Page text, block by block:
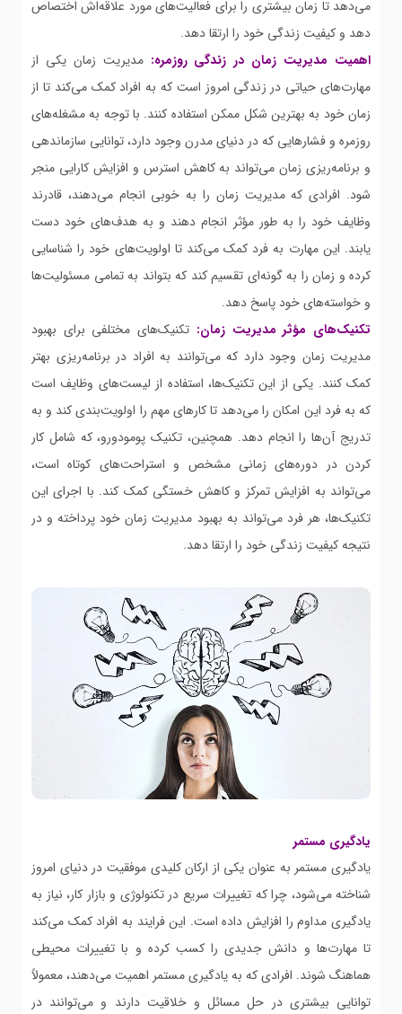
می‌دهد تا زمان بیشتری را برای فعالیت‌های مورد علاقه‌اش اختصاص
دهد و کیفیت زندگی خود را ارتقا دهد.
اهمیت مدیریت زمان در زندگی روزمره: مدیریت زمان یکی از
مهارت‌های حیاتی در زندگی امروز است که به افراد کمک می‌کند تا از
زمان خود به بهترین شکل ممکن استفاده کنند. با توجه به مشغله‌های
روزمره و فشارهایی که در دنیای مدرن وجود دارد، توانایی سازماندهی
و برنامه‌ریزی زمان می‌تواند به کاهش استرس و افزایش کارایی منجر
شود. افرادی که مدیریت زمان را به خوبی انجام می‌دهند، قادرند
وظایف خود را به طور مؤثر انجام دهند و به هدف‌های خود دست
یابند. این مهارت به فرد کمک می‌کند تا اولویت‌های خود را شناسایی
کرده و زمان را به گونه‌ای تقسیم کند که بتواند به تمامی مسئولیت‌ها
و خواسته‌های خود پاسخ دهد.
تکنیک‌های مؤثر مدیریت زمان: تکنیک‌های مختلفی برای بهبود
مدیریت زمان وجود دارد که می‌توانند به افراد در برنامه‌ریزی بهتر
کمک کنند. یکی از این تکنیک‌ها، استفاده از لیست‌های وظایف است
که به فرد این امکان را می‌دهد تا کارهای مهم را اولویت‌بندی کند و به
تدریج آن‌ها را انجام دهد. همچنین، تکنیک پومودورو، که شامل کار
کردن در دوره‌های زمانی مشخص و استراحت‌های کوتاه است،
می‌تواند به افزایش تمرکز و کاهش خستگی کمک کند. با اجرای این
تکنیک‌ها، هر فرد می‌تواند به بهبود مدیریت زمان خود پرداخته و در
نتیجه کیفیت زندگی خود را ارتقا دهد.
یادگیری مستمر
یادگیری مستمر به عنوان یکی از ارکان کلیدی موفقیت در دنیای امروز
شناخته می‌شود، چرا که تغییرات سریع در تکنولوژی و بازار کار، نیاز به
یادگیری مداوم را افزایش داده است. این فرایند به افراد کمک می‌کند
تا مهارت‌ها و دانش جدیدی را کسب کرده و با تغییرات محیطی
هماهنگ شوند. افرادی که به یادگیری مستمر اهمیت می‌دهند، معمولاً
توانایی بیشتری در حل مسائل و خلاقیت دارند و می‌توانند در